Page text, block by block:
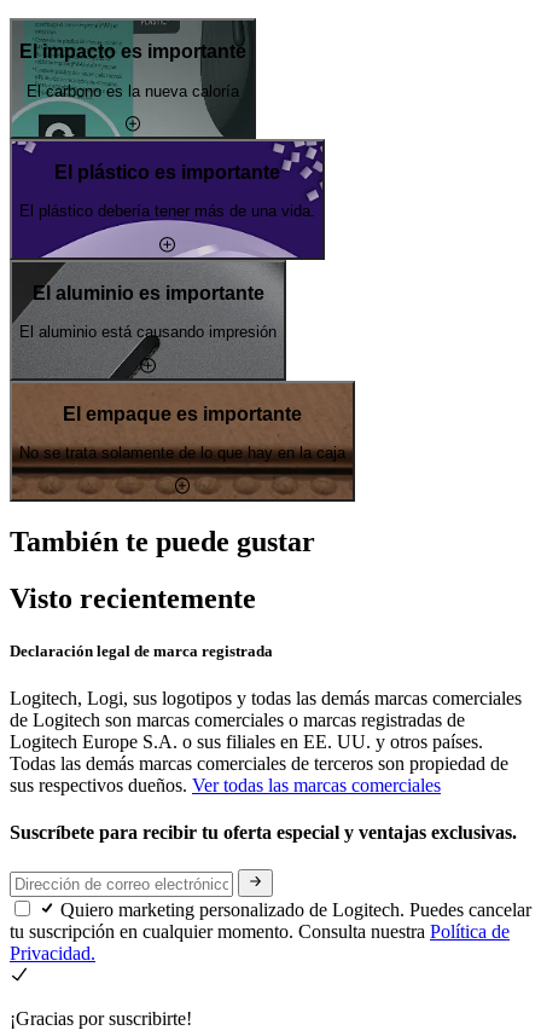
El impacto es importante
El carbono es la nueva caloría
El plástico es importante
El plástico debería tener más de una vida.
El aluminio es importante
El aluminio está causando impresión
El empaque es importante
No se trata solamente de lo que hay en la caja
También te puede gustar
Visto recientemente
Declaración legal de marca registrada
Logitech, Logi, sus logotipos y todas las demás marcas comerciales
de Logitech son marcas comerciales o marcas registradas de
Logitech Europe S.A. o sus filiales en EE. UU. y otros países.
Todas las demás marcas comerciales de terceros son propiedad de
sus respectivos dueños. Ver todas las marcas comerciales
Suscríbete para recibir tu oferta especial y ventajas exclusivas.
Quiero marketing personalizado de Logitech. Puedes cancelar
tu suscripción en cualquier momento. Consulta nuestra Política de
Privacidad.
¡Gracias por suscribirte!